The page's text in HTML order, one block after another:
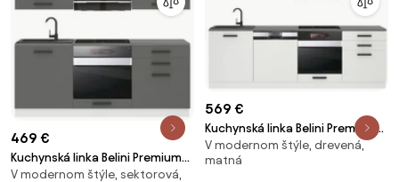
469 €
Kuchynská linka Belini Premium
Full Version 180 cm šedý mat s
V modernom štýle, sektorová,
569 €
Kuchynská linka Belini Premium
Full Version 240 cm biely mat s
pracovnou doskou SUSAN
V modernom štýle, drevená,
matná